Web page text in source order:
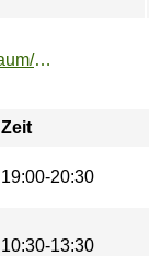
https://buchung.hochschulsport-potsdam.de/angebote/aktueller_zeitraum/_Parkour.html
Zeit
19:00-20:30
10:30-13:30